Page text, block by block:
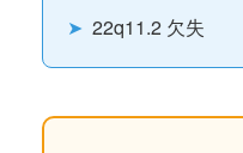
➤ 22q11.2 欠失